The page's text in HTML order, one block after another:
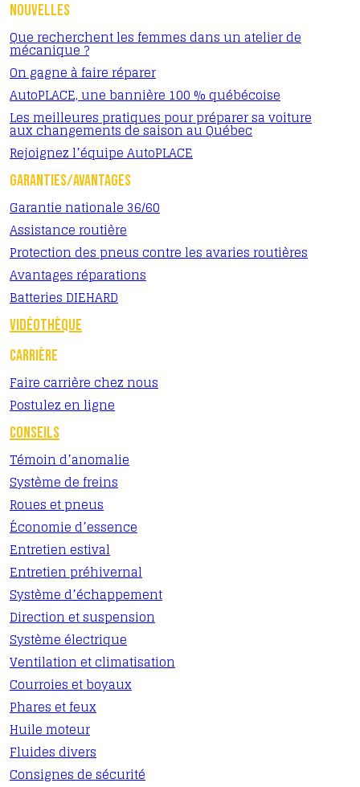
NOUVELLES
Que recherchent les femmes dans un atelier de
mécanique ?
On gagne à faire réparer
AutoPLACE, une bannière 100 % québécoise
Les meilleures pratiques pour préparer sa voiture
aux changements de saison au Québec
Rejoignez l’équipe AutoPLACE
GARANTIES/AVANTAGES
Garantie nationale 36/60
Assistance routière
Protection des pneus contre les avaries routières
Avantages réparations
Batteries DIEHARD
VIDÉOTHÈQUE
CARRIÈRE
Faire carrière chez nous
Postulez en ligne
CONSEILS
Témoin d’anomalie
Système de freins
Roues et pneus
Économie d’essence
Entretien estival
Entretien préhivernal
Système d’échappement
Direction et suspension
Système électrique
Ventilation et climatisation
Courroies et boyaux
Phares et feux
Huile moteur
Fluides divers
Consignes de sécurité